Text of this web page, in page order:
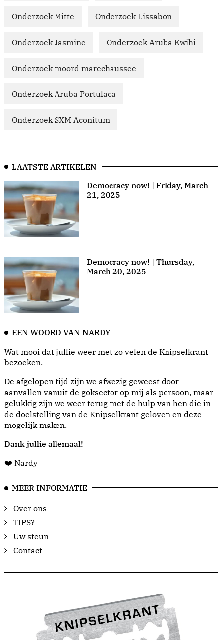
Onderzoek Mitte Onderzoek Lissabon
Onderzoek Jasmine Onderzoek Aruba Kwihi
Onderzoek moord marechaussee
Onderzoek Aruba Portulaca
Onderzoek SXM Aconitum
LAATSTE ARTIKELEN
Democracy now! | Friday, March
21, 2025
Democracy now! | Thursday,
March 20, 2025
EEN WOORD VAN NARDY
Wat mooi dat jullie weer met zo velen de Knipselkrant
bezoeken.
De afgelopen tijd zijn we afwezig geweest door
aanvallen vanuit de goksector op mij als persoon, maar
gelukkig zijn we weer terug met de hulp van hen die in
de doelstelling van de Knipselkrant geloven en deze
mogelijk maken.
Dank jullie allemaal!
❤️ Nardy
MEER INFORMATIE
Over ons
TIPS?
Uw steun
Contact